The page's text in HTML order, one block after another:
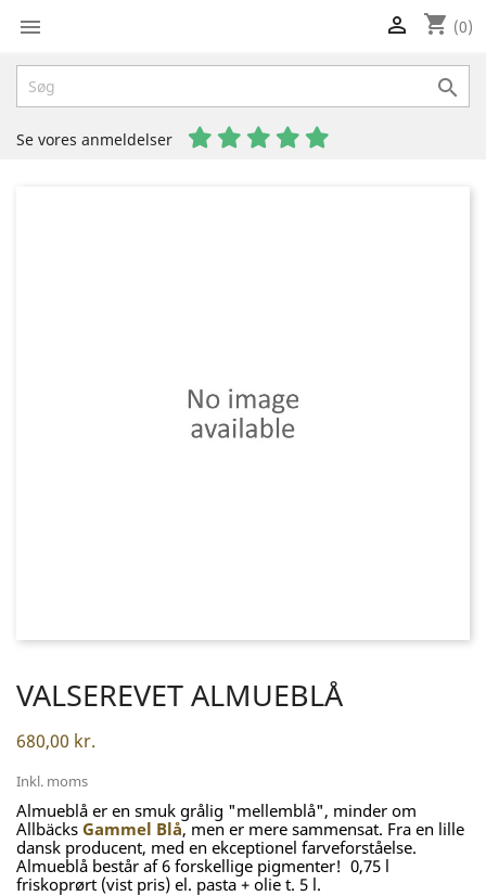
 shopping_cart (0)


Se vores anmeldelser
VALSEREVET ALMUEBLÅ
680,00 kr.
Inkl. moms
Almueblå er en smuk grålig "mellemblå", minder om
Allbäcks Gammel Blå, men er mere sammensat. Fra en lille
dansk producent, med en ekceptionel farveforståelse.
Almueblå består af 6 forskellige pigmenter! 0,75 l
friskoprørt (vist pris) el. pasta + olie t. 5 l.